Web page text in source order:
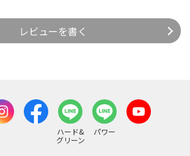
レビューを書く
ハード&
グリーン
パワー